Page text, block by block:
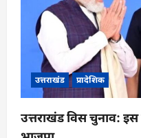
उत्तराखंड प्रादेशिक
उत्तराखंड विस चुनाव: